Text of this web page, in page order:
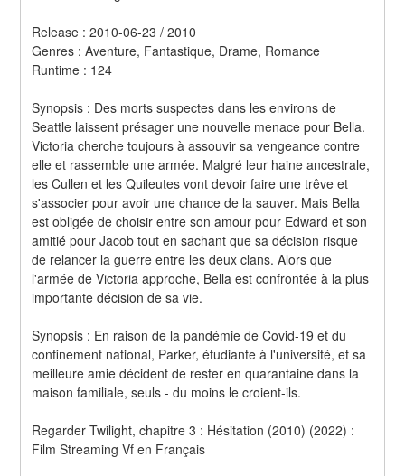
Release : 2010-06-23 / 2010
Genres : Aventure, Fantastique, Drame, Romance
Runtime : 124
Synopsis : Des morts suspectes dans les environs de
Seattle laissent présager une nouvelle menace pour Bella.
Victoria cherche toujours à assouvir sa vengeance contre
elle et rassemble une armée. Malgré leur haine ancestrale,
les Cullen et les Quileutes vont devoir faire une trêve et
s'associer pour avoir une chance de la sauver. Mais Bella
est obligée de choisir entre son amour pour Edward et son
amitié pour Jacob tout en sachant que sa décision risque
de relancer la guerre entre les deux clans. Alors que
l'armée de Victoria approche, Bella est confrontée à la plus
importante décision de sa vie.
Synopsis : En raison de la pandémie de Covid-19 et du
confinement national, Parker, étudiante à l'université, et sa
meilleure amie décident de rester en quarantaine dans la
maison familiale, seuls - du moins le croient-ils.
Regarder Twilight, chapitre 3 : Hésitation (2010) (2022) :
Film Streaming Vf en Français